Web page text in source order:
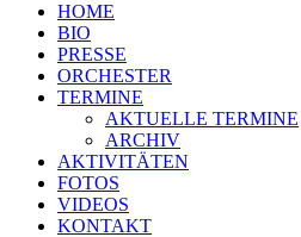
HOME
BIO
PRESSE
ORCHESTER
TERMINE
AKTUELLE TERMINE
ARCHIV
AKTIVITÄTEN
FOTOS
VIDEOS
KONTAKT